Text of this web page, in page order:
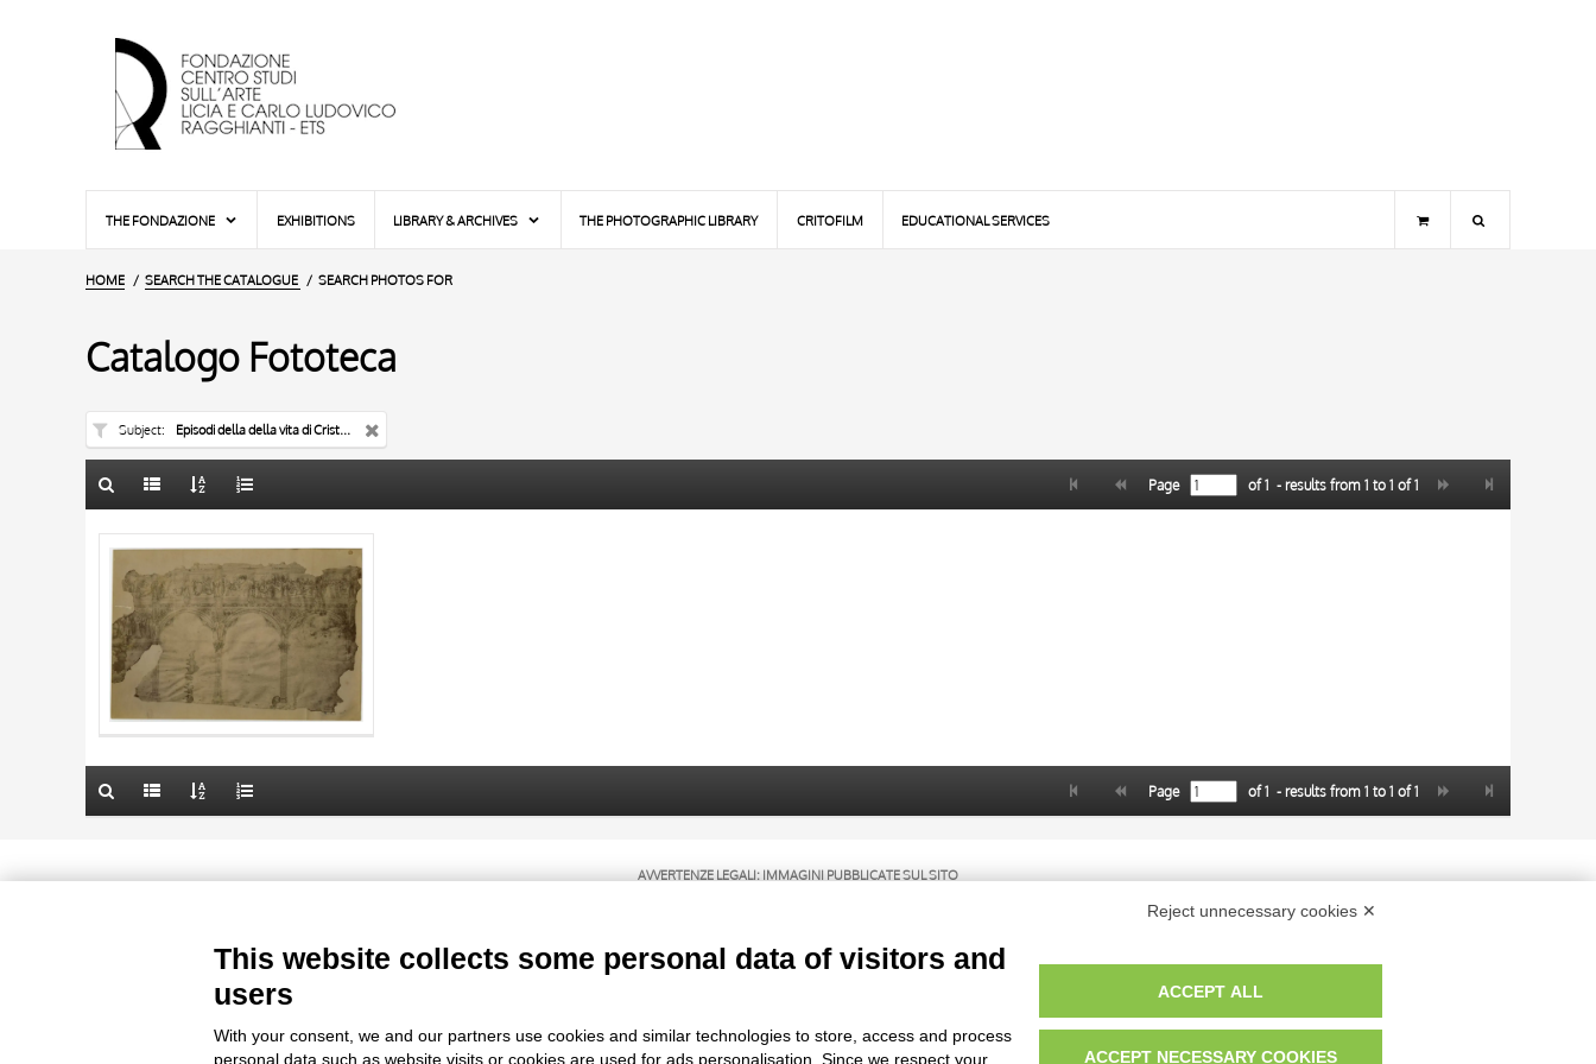
THE FONDAZIONE EXHIBITIONS LIBRARY & ARCHIVES THE PHOTOGRAPHIC LIBRARY CRITOFILM EDUCATIONAL SERVICES
HOME SEARCH THE CATALOGUE SEARCH PHOTOS FOR
Catalogo Fototeca
Subject Episodi della della vita di Cristo e della Vergine - pulpito
AUTHOR
ARTISTA
MATERIAL AND TECHNIQUE
DATE
10 RESULTS
20 RESULTS
Page of1 - results from 1 to 1 of1
TITLE
AUTHOR
ARTISTA
MATERIAL AND TECHNIQUE
DATE
10 RESULTS
20 RESULTS
Page of1 - results from 1 to 1 of1
AVVERTENZE LEGALI: IMMAGINI PUBBLICATE SUL SITO
Le immagini e le foto presenti in questo sito sono soggette alle norme sul diritto d’autore, legge 22 aprile 1941 n. 633. I diritti degli autori, degli artisti e dei fotografi che hanno realizzato le opere e le immagini, degli enti e
Reject unnecessary cookies ✕
This website collects some personal data of visitors and
users
With your consent, we and our partners use cookies and similar technologies to store, access and process
personal data such as website visits or cookies are used for ads personalisation. Since we respect your
ACCEPT ALL
ACCEPT NECESSARY COOKIES